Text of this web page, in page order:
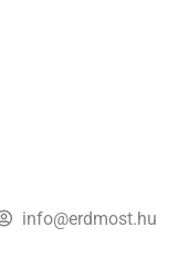
info@erdmost.hu